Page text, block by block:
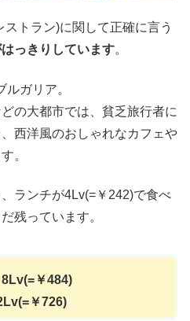
トラン)に関して正確に言う
っきりしています。
ガリア。
の大都市では、貧乏旅行者に
西洋風のおしゃれなカフェや
。
ランチが4Lv(=￥242)で食べ
残っています。
8Lv(=￥484)
￥726)